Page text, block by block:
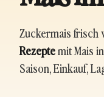
Zuckermais frisch
Rezeptemit Mais
Saison, Einkauf,